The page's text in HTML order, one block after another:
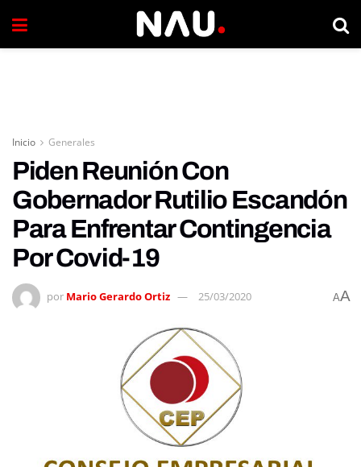
Inicio Generales
Piden Reunión Con
Gobernador Rutilio Escandón
Para Enfrentar Contingencia
Por Covid-19
por Mario Gerardo Ortiz 25/03/2020 AA